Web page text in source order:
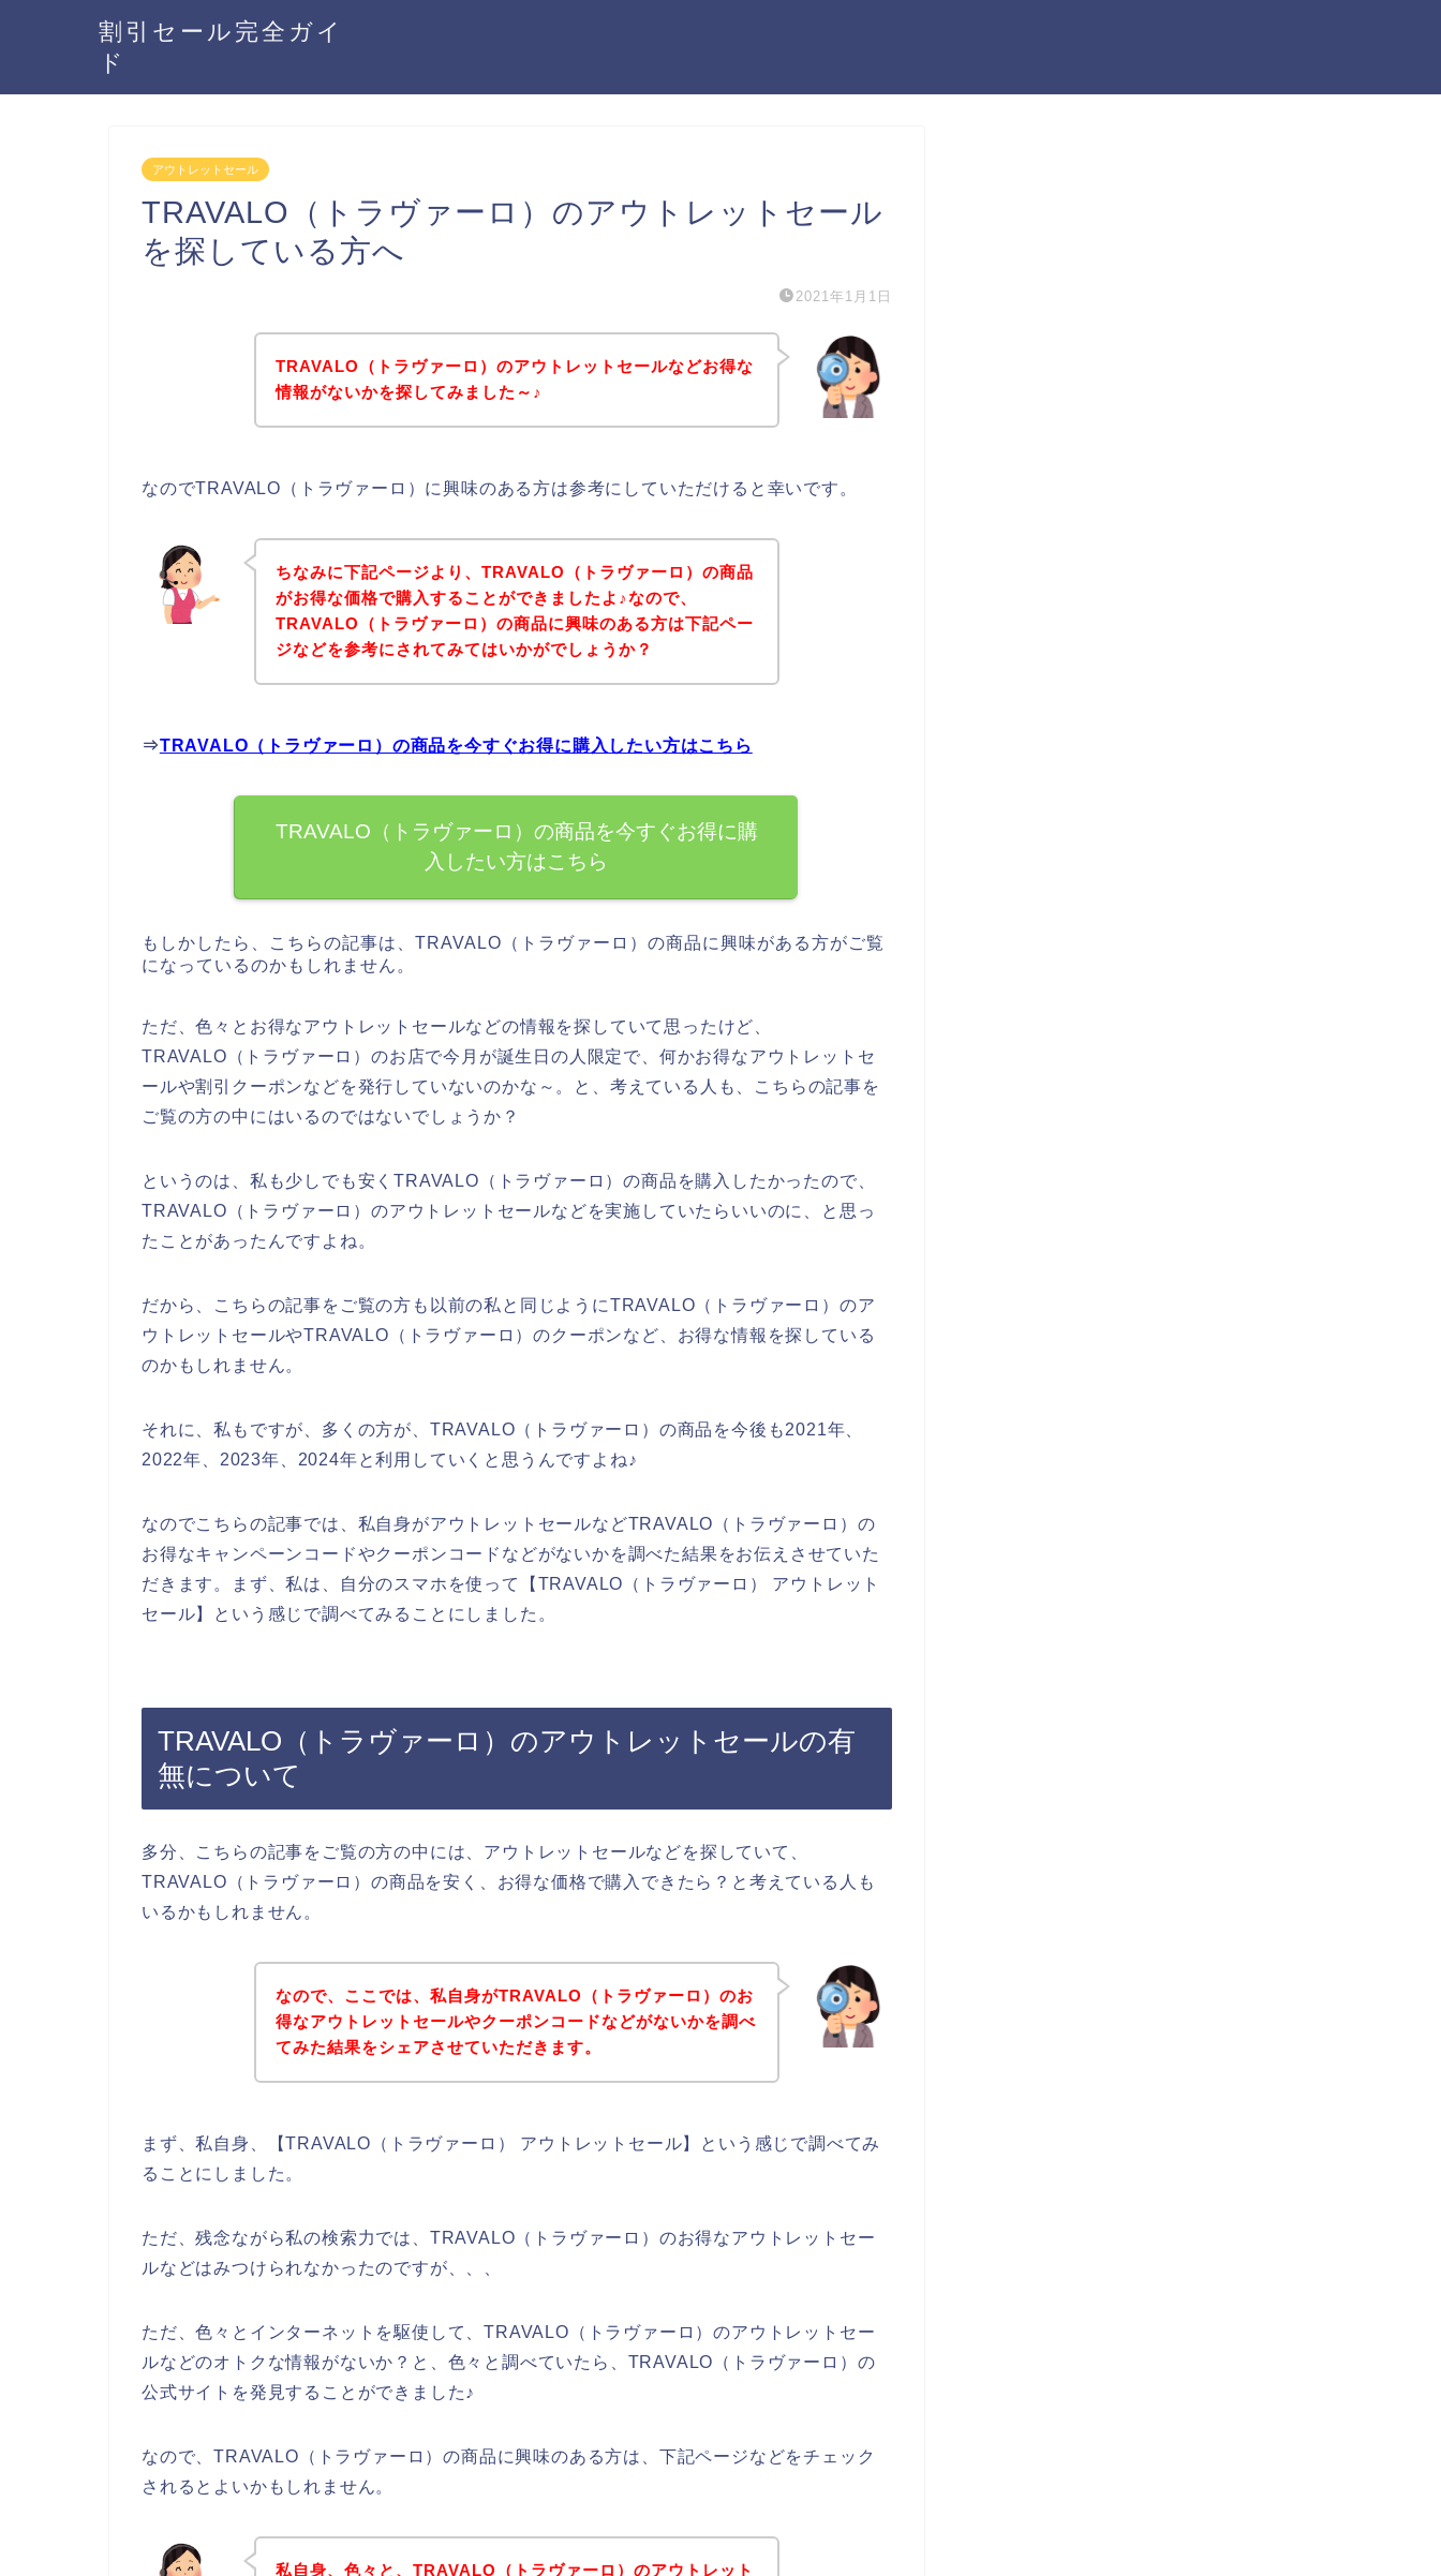
割引セール完全ガイ
ド
アウトレットセール
TRAVALO（トラヴァーロ）のアウトレットセール
を探している方へ
2021年1月1日
TRAVALO（トラヴァーロ）のアウトレットセールなどお得な
情報がないかを探してみました～♪
なのでTRAVALO（トラヴァーロ）に興味のある方は参考にしていただけると幸いです。
ちなみに下記ページより、TRAVALO（トラヴァーロ）の商品
がお得な価格で購入することができましたよ♪なので、
TRAVALO（トラヴァーロ）の商品に興味のある方は下記ペー
ジなどを参考にされてみてはいかがでしょうか？
⇒TRAVALO（トラヴァーロ）の商品を今すぐお得に購入したい方はこちら
TRAVALO（トラヴァーロ）の商品を今すぐお得に購
入したい方はこちら
もしかしたら、こちらの記事は、TRAVALO（トラヴァーロ）の商品に興味がある方がご覧
になっているのかもしれません。
ただ、色々とお得なアウトレットセールなどの情報を探していて思ったけど、
TRAVALO（トラヴァーロ）のお店で今月が誕生日の人限定で、何かお得なアウトレットセ
ールや割引クーポンなどを発行していないのかな～。と、考えている人も、こちらの記事を
ご覧の方の中にはいるのではないでしょうか？
というのは、私も少しでも安くTRAVALO（トラヴァーロ）の商品を購入したかったので、
TRAVALO（トラヴァーロ）のアウトレットセールなどを実施していたらいいのに、と思っ
たことがあったんですよね。
だから、こちらの記事をご覧の方も以前の私と同じようにTRAVALO（トラヴァーロ）のア
ウトレットセールやTRAVALO（トラヴァーロ）のクーポンなど、お得な情報を探している
のかもしれません。
それに、私もですが、多くの方が、TRAVALO（トラヴァーロ）の商品を今後も2021年、
2022年、2023年、2024年と利用していくと思うんですよね♪
なのでこちらの記事では、私自身がアウトレットセールなどTRAVALO（トラヴァーロ）の
お得なキャンペーンコードやクーポンコードなどがないかを調べた結果をお伝えさせていた
だきます。まず、私は、自分のスマホを使って【TRAVALO（トラヴァーロ） アウトレット
セール】という感じで調べてみることにしました。
TRAVALO（トラヴァーロ）のアウトレットセールの有
無について
多分、こちらの記事をご覧の方の中には、アウトレットセールなどを探していて、
TRAVALO（トラヴァーロ）の商品を安く、お得な価格で購入できたら？と考えている人も
いるかもしれません。
なので、ここでは、私自身がTRAVALO（トラヴァーロ）のお
得なアウトレットセールやクーポンコードなどがないかを調べ
てみた結果をシェアさせていただきます。
まず、私自身、【TRAVALO（トラヴァーロ） アウトレットセール】という感じで調べてみ
ることにしました。
ただ、残念ながら私の検索力では、TRAVALO（トラヴァーロ）のお得なアウトレットセー
ルなどはみつけられなかったのですが、、、
ただ、色々とインターネットを駆使して、TRAVALO（トラヴァーロ）のアウトレットセー
ルなどのオトクな情報がないか？と、色々と調べていたら、TRAVALO（トラヴァーロ）の
公式サイトを発見することができました♪
なので、TRAVALO（トラヴァーロ）の商品に興味のある方は、下記ページなどをチェック
されるとよいかもしれません。
私自身、色々と、TRAVALO（トラヴァーロ）のアウトレット